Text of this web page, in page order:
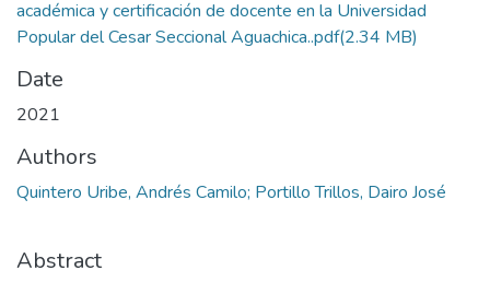
académica y certificación de docente en la Universidad
Popular del Cesar Seccional Aguachica..pdf(2.34 MB)
Date
2021
Authors
Quintero Uribe, Andrés Camilo; Portillo Trillos, Dairo José
Abstract